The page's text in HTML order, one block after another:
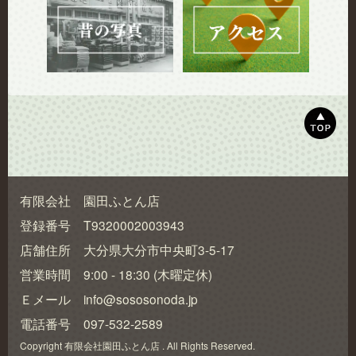
有限会社 園田ふとん店
登録番号 T9320002003943
店舗住所 大分県大分市中央町3-5-17
営業時間 9:00 - 18:30 (木曜定休)
Ｅメール info@sososonoda.jp
電話番号 097-532-2589
Copyright 有限会社園田ふとん店 . All Rights Reserved.